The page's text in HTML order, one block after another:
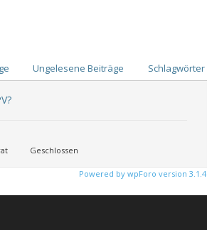
Ungelesene Beiträge Schlagwörter
Geschlossen
Powered by wpForo version 3.1.4